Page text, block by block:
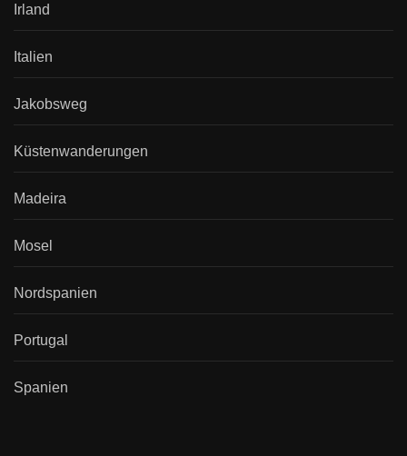
Irland
Italien
Jakobsweg
Küstenwanderungen
Madeira
Mosel
Nordspanien
Portugal
Spanien